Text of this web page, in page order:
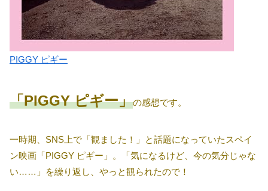
PIGGY ピギー
「PIGGY ピギー」の感想です。
一時期、SNS上で「観ました！」と話題になっていたスペイ
ン映画「PIGGY ピギー」。「気になるけど、今の気分じゃな
い……」を繰り返し、やっと観られたので！